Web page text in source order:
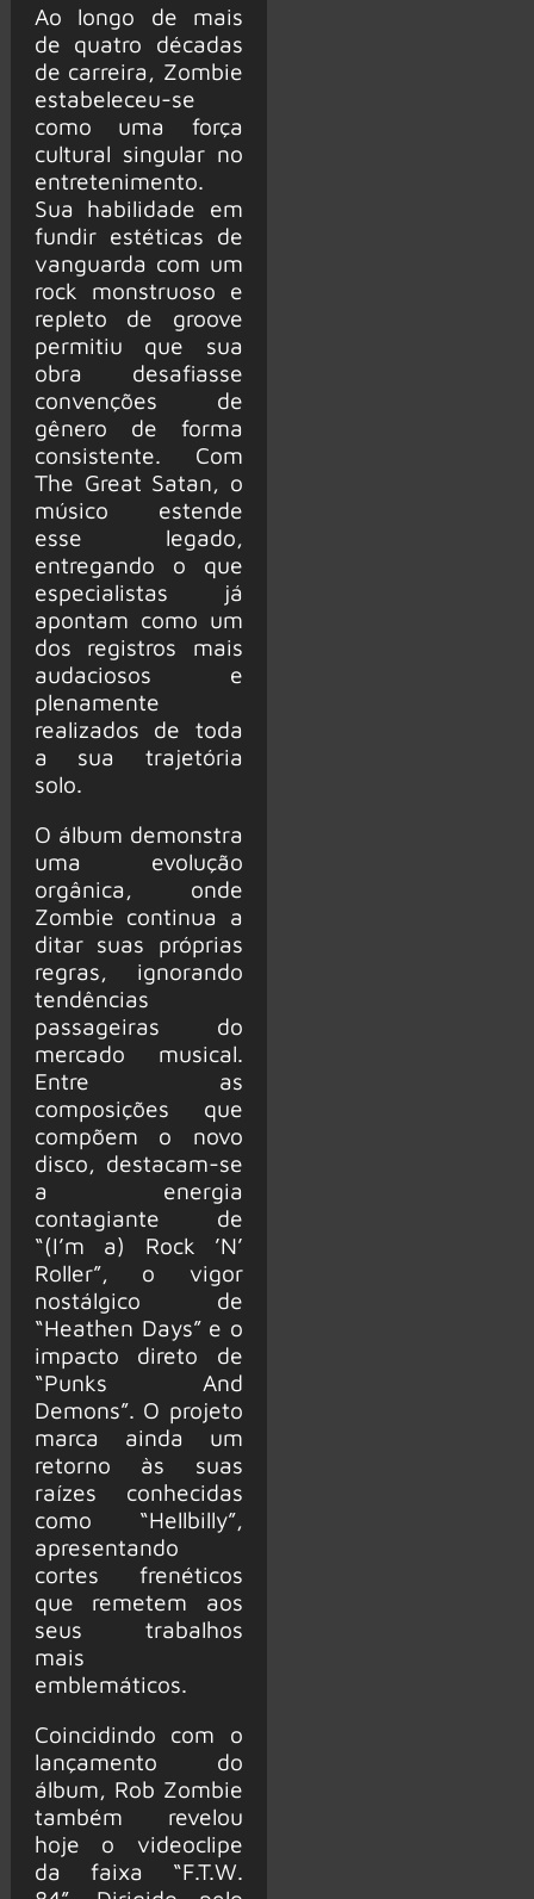
Ao longo de mais
de quatro décadas
de carreira, Zombie
estabeleceu-se
como uma força
cultural singular no
entretenimento.
Sua habilidade em
fundir estéticas de
vanguarda com um
rock monstruoso e
repleto de groove
permitiu que sua
obra desafiasse
convenções de
gênero de forma
consistente. Com
The Great Satan, o
músico estende
esse legado,
entregando o que
especialistas já
apontam como um
dos registros mais
audaciosos e
plenamente
realizados de toda
a sua trajetória
solo.
O álbum demonstra
uma evolução
orgânica, onde
Zombie continua a
ditar suas próprias
regras, ignorando
tendências
passageiras do
mercado musical.
Entre as
composições que
compõem o novo
disco, destacam-se
a energia
contagiante de
“(I’m a) Rock ’N’
Roller”, o vigor
nostálgico de
“Heathen Days” e o
impacto direto de
“Punks And
Demons”. O projeto
marca ainda um
retorno às suas
raízes conhecidas
como “Hellbilly”,
apresentando
cortes frenéticos
que remetem aos
seus trabalhos
mais
emblemáticos.
Coincidindo com o
lançamento do
álbum, Rob Zombie
também revelou
hoje o videoclipe
da faixa “F.T.W.